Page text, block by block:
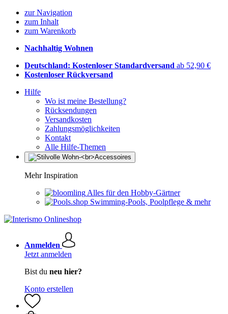
zur Navigation
zum Inhalt
zum Warenkorb
Nachhaltig Wohnen
Deutschland: Kostenloser Standardversand ab 52,90 €
Kostenloser Rückversand
Hilfe
Wo ist meine Bestellung?
Rücksendungen
Versandkosten
Zahlungsmöglichkeiten
Kontakt
Alle Hilfe-Themen
Mehr Inspiration
Alles für den Hobby-Gärtner
Swimming-Pools, Poolpflege & mehr
Anmelden
Jetzt anmelden
Bist du neu hier?
Konto erstellen